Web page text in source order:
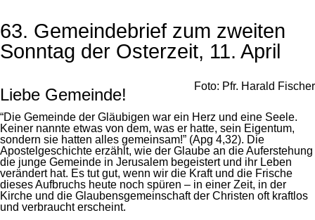
63. Gemeindebrief zum zweiten
Sonntag der Osterzeit, 11. April
Foto: Pfr. Harald Fischer
Liebe Gemeinde!
“Die Gemeinde der Gläubigen war ein Herz und eine Seele.
Keiner nannte etwas von dem, was er hatte, sein Eigentum,
sondern sie hatten alles gemeinsam!” (Apg 4,32). Die
Apostelgeschichte erzählt, wie der Glaube an die Auferstehung
die junge Gemeinde in Jerusalem begeistert und ihr Leben
verändert hat. Es tut gut, wenn wir die Kraft und die Frische
dieses Aufbruchs heute noch spüren – in einer Zeit, in der
Kirche und die Glaubensgemeinschaft der Christen oft kraftlos
und verbraucht erscheint.